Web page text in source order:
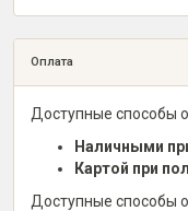
Оплата
Доступные способы
Наличными
Картой при
Доступные способы